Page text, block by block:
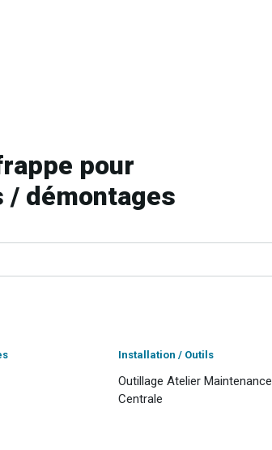
pour
/ démontages
Installation / Outils
Outillage Atelier Maintenance
Centrale